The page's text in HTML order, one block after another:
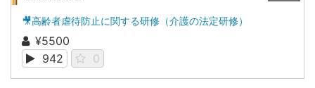
🎥高齢者虐待防止に関する研修（介護の法定研修）
¥5500
942
0